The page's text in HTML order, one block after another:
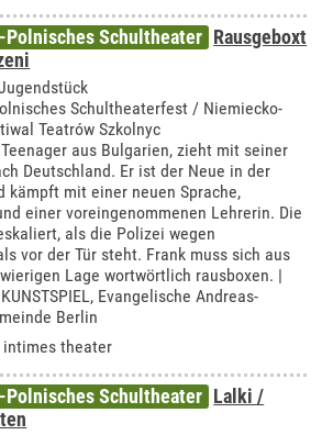
Polnisches Schultheater Rausgeboxt
Schultheaterfest / Niemiecko-
Teatrów Szkolnyc
aus Bulgarien, zieht mit seiner
Deutschland. Er ist der Neue in der
kämpft mit einer neuen Sprache,
einer voreingenommenen Lehrerin. Die
als die Polizei wegen
vor der Tür steht. Frank muss sich aus
Lage wortwörtlich rausboxen. |
Evangelische Andreas-
Berlin
intimes theater
Polnisches Schultheater Lalki /